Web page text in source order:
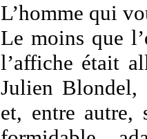
L’homme qui
Le moins que
l’affiche était
Julien Blondel,
et, entre autre,